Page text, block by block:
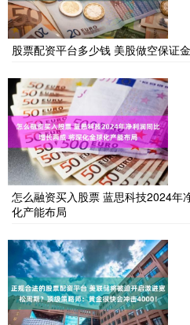
股票配资平台多少钱 美股做空保证
怎么融资买入股票 蓝思科技2024年
化产能布局